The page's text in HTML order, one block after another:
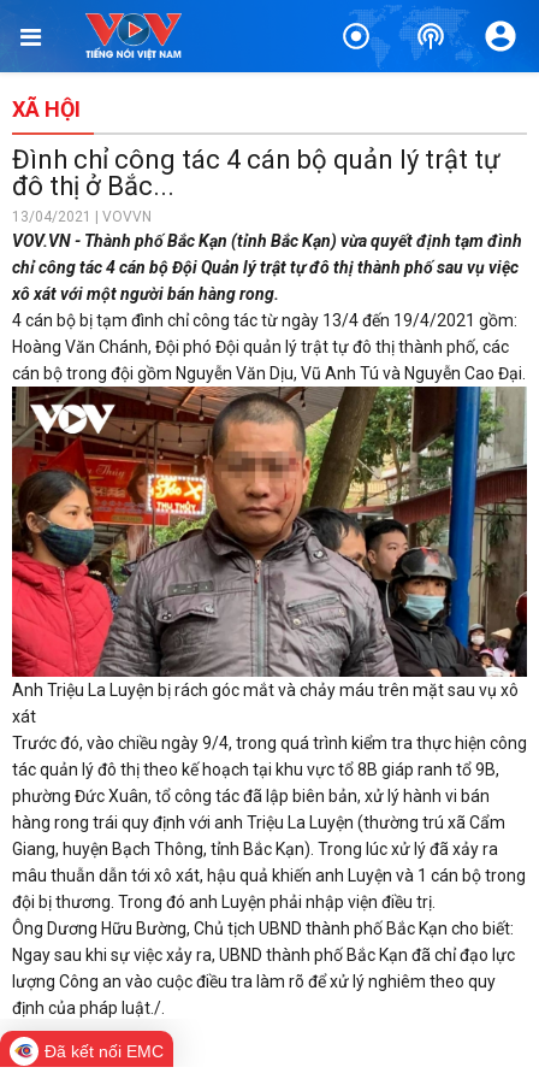
XÃ HỘI
Đình chỉ công tác 4 cán bộ quản lý trật tự
đô thị ở Bắc...
13/04/2021 | VOVVN
VOV.VN - Thành phố Bắc Kạn (tỉnh Bắc Kạn) vừa quyết định tạm đình
chỉ công tác 4 cán bộ Đội Quản lý trật tự đô thị thành phố sau vụ việc
xô xát với một người bán hàng rong.
4 cán bộ bị tạm đình chỉ công tác từ ngày 13/4 đến 19/4/2021 gồm:
Hoàng Văn Chánh, Đội phó Đội quản lý trật tự đô thị thành phố, các
cán bộ trong đội gồm Nguyễn Văn Dịu, Vũ Anh Tú và Nguyễn Cao Đại.
Anh Triệu La Luyện bị rách góc mắt và chảy máu trên mặt sau vụ xô
xát
Trước đó, vào chiều ngày 9/4, trong quá trình kiểm tra thực hiện công
tác quản lý đô thị theo kế hoạch tại khu vực tổ 8B giáp ranh tổ 9B,
phường Đức Xuân, tổ công tác đã lập biên bản, xử lý hành vi bán
hàng rong trái quy định với anh Triệu La Luyện (thường trú xã Cẩm
Giang, huyện Bạch Thông, tỉnh Bắc Kạn). Trong lúc xử lý đã xảy ra
mâu thuẫn dẫn tới xô xát, hậu quả khiến anh Luyện và 1 cán bộ trong
đội bị thương. Trong đó anh Luyện phải nhập viện điều trị.
Ông Dương Hữu Bường, Chủ tịch UBND thành phố Bắc Kạn cho biết:
Ngay sau khi sự việc xảy ra, UBND thành phố Bắc Kạn đã chỉ đạo lực
lượng Công an vào cuộc điều tra làm rõ để xử lý nghiêm theo quy
định của pháp luật./.
Yêu thích
Đã kết nối EMC